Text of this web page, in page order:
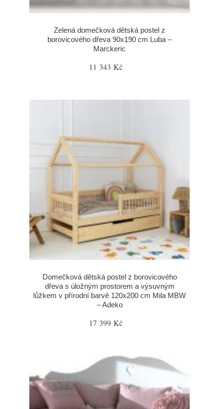
Zelená domečková dětská postel z
borovicového dřeva 90x190 cm Luba –
Marckeric
11 343 Kč
Domečková dětská postel z borovicového
dřeva s úložným prostorem a výsuvným
lůžkem v přírodní barvě 120x200 cm Mila MBW
– Adeko
17 399 Kč